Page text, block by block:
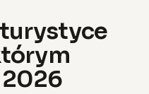
2026